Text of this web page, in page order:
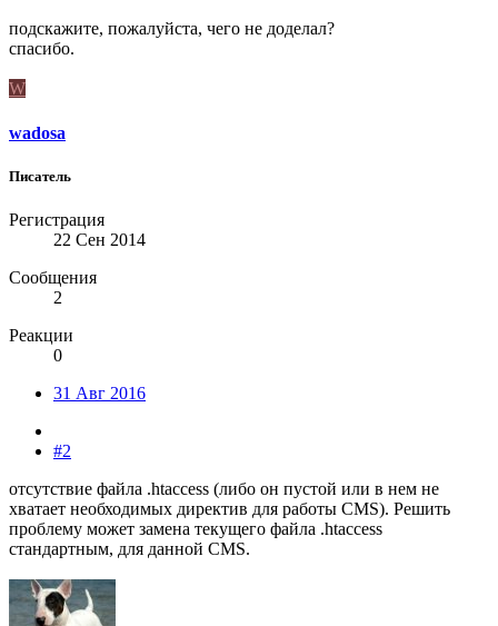
подскажите, пожалуйста, чего не доделал?
спасибо.
W
wadosa
Писатель
Регистрация
22 Сен 2014
Сообщения
2
Реакции
0
31 Авг 2016
#2
отсутствие файла .htaccess (либо он пустой или в нем не
хватает необходимых директив для работы CMS). Решить
проблему может замена текущего файла .htaccess
стандартным, для данной CMS.